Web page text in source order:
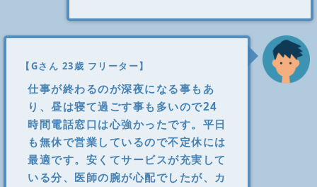
【Gさん 23歳 フリーター】
仕事が終わるのが深夜になる事もあ
り、昼は寝て過ごす事も多いので24
時間電話窓口は心強かったです。平日
も無休で営業しているので不定休には
最適です。安くてサービスが充実して
いる分、医師の腕が心配でしたが、カ